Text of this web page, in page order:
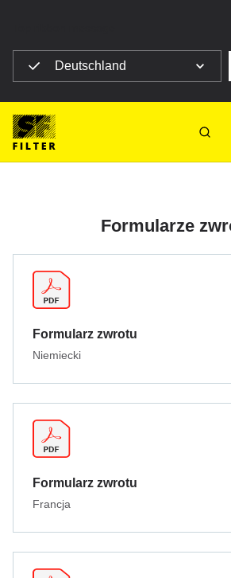
Deutschland
SF-Filter
Pliki do
Formularze
Formularz zwrotu
Niemiecki
Formularz zwrotu
Francja